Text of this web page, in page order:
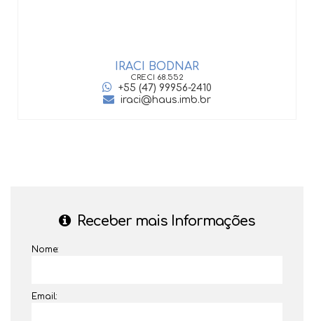
IRACI BODNAR
CRECI 68.552
+55 (47) 99956-2410
iraci@haus.imb.br
Receber mais Informações
Nome:
Email: